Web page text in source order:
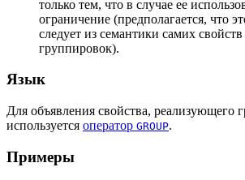
только тем, что в случае ее
ограничение (предполагается, что
следует из семантики самих
группировок).
Язык
Для объявления свойства, реализующего
используется оператор GROUP.
Примеры